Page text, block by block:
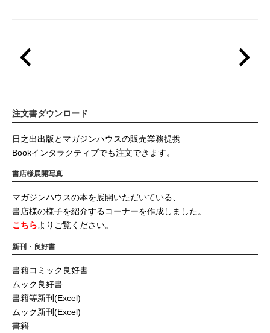
注文書ダウンロード
日之出出版とマガジンハウスの販売業務提携
Bookインタラクティブでも注文できます。
書店様展開写真
マガジンハウスの本を展開いただいている、
書店様の様子を紹介するコーナーを作成しました。
こちらよりご覧ください。
新刊・良好書
書籍コミック良好書
ムック良好書
書籍等新刊(Excel)
ムック新刊(Excel)
書籍